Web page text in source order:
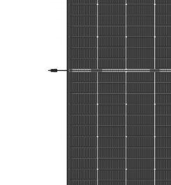
My account
Produttori
Sample Page